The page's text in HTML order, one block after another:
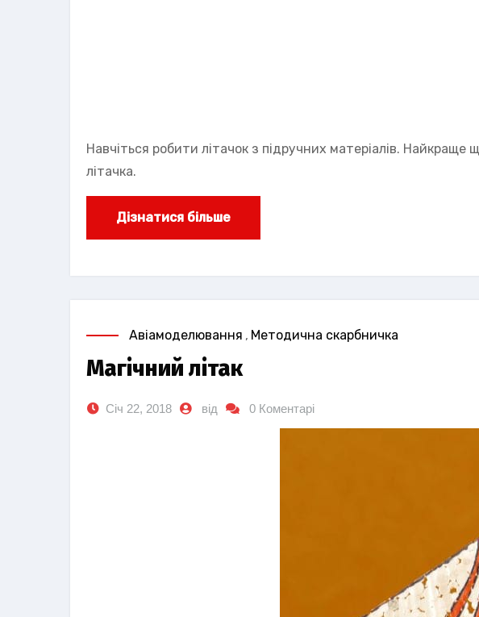
Навчіться робити літачок з підручних матеріалів.
літачка.
Дізнатися більше
Авіамоделювання , Методична скарбничка
Магічний літак
Січ 22, 2018 від 0 Коментарі